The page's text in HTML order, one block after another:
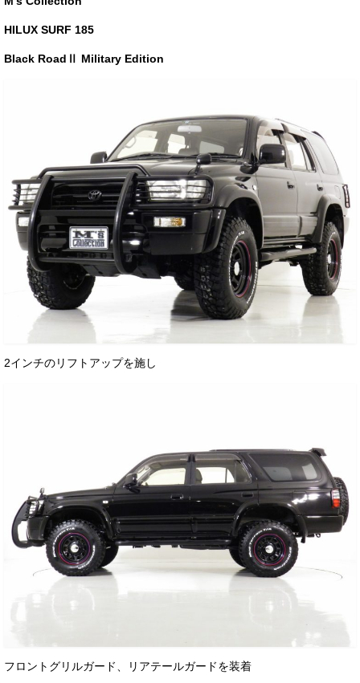
店舗情報
会社概要
イベント
ニュース
スタッフブログ
お客様の声
お問い合わせ
メールフォーム
HILUX SURF 185
Black RoadⅡ Military Edition
2インチのリフトアップを施し
フロントグリルガード、リアテールガードを装着